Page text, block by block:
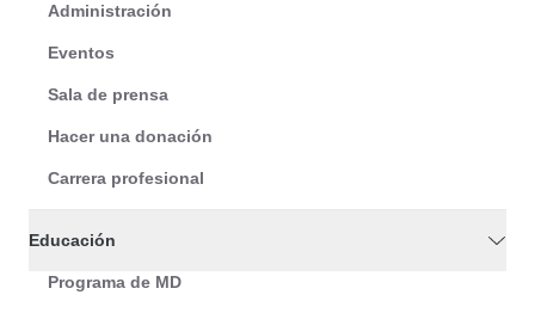
Administración
Eventos
Sala de prensa
Hacer una donación
Carrera profesional
Educación
Programa de MD